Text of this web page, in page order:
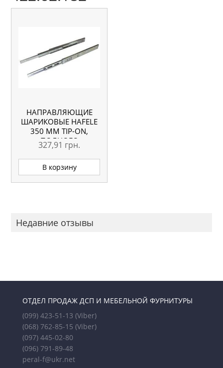
НАПРАВЛЯЮЩИЕ
ШАРИКОВЫЕ HAFELE
350 ММ TIP-ON,
ПОЛНОГО
ВЫДВИЖЕНИЯ,
БОКОВОЙ МОНТАЖ
327,91 грн.
В корзину
Недавние отзывы
ОТДЕЛ ПРОДАЖ ДСП И МЕБЕЛЬНОЙ ФУРНИТУРЫ
(099) 423-51-13 (Viber)
(068) 762-85-15 (Viber)
(097) 445-02-80
(096) 791-89-48
peral-f@ukr.net